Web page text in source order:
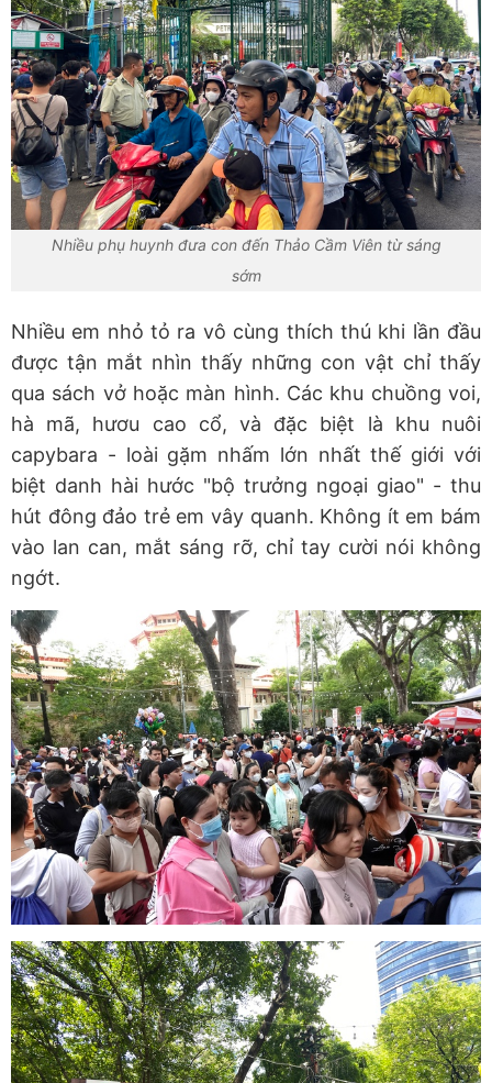
Nhiều phụ huynh đưa con đến Thảo Cầm Viên từ sáng
sớm
Nhiều em nhỏ tỏ ra vô cùng thích thú khi lần đầu
được tận mắt nhìn thấy những con vật chỉ thấy
qua sách vở hoặc màn hình. Các khu chuồng voi,
hà mã, hươu cao cổ, và đặc biệt là khu nuôi
capybara - loài gặm nhấm lớn nhất thế giới với
biệt danh hài hước "bộ trưởng ngoại giao" - thu
hút đông đảo trẻ em vây quanh. Không ít em bám
vào lan can, mắt sáng rỡ, chỉ tay cười nói không
ngớt.